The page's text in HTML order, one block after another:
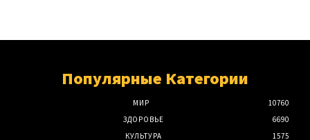
Популярные Категории
МИР
10760
ЗДОРОВЬЕ
6690
КУЛЬТУРА
1575